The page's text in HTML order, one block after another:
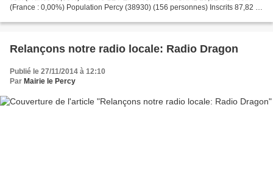
(France : 0,00%) Population Percy (38930) (156 personnes) Inscrits 87,82 %
Relançons notre radio locale: Radio Dragon
Publié le 27/11/2014 à 12:10
Par Mairie le Percy